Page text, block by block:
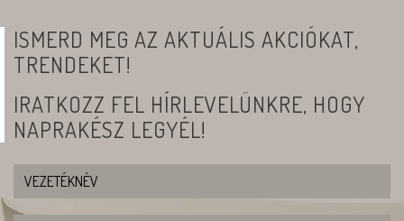
ISMERD MEG AZ AKTUÁLIS AKCIÓKAT,
TRENDEKET!
IRATKOZZ FEL HÍRLEVELÜNKRE, HOGY
NAPRAKÉSZ LEGYÉL!